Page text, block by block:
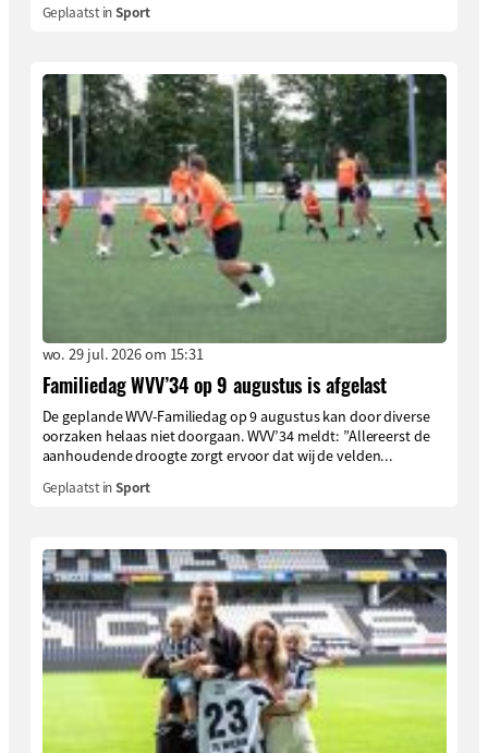
Geplaatst inSport
wo. 29 jul. 2026 om 15:31
Familiedag WVV’34 op 9 augustus is afgelast
De geplande WVV-Familiedag op 9 augustus kan door diverse
oorzaken helaas niet doorgaan. WVV’34 meldt: ”Allereerst de
aanhoudende droogte zorgt ervoor dat wij de velden...
Geplaatst inSport